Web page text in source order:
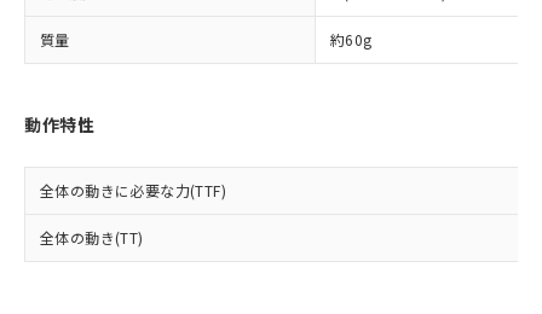
質量 約60g
動作特性
全体の動きに必要な力(TTF)
全体の動き(TT)
ビス）をご利用いただくには、I-Web
メンバーズにご登録されている必要が
あります。
品・サービスに関するお客様との取
引・商談に必要な範囲で利用すること
※当社の共同利用者とは、
の共同利用に関して"
の「1.共同利
とができます。
EU RoHS指令（10物質）の非含有証明書
51物質の非含有証明書（当社基準）
「－」：未確認です。当社販売部門へお問
り引きをいたしません。
合意する
情報を公開していない機種